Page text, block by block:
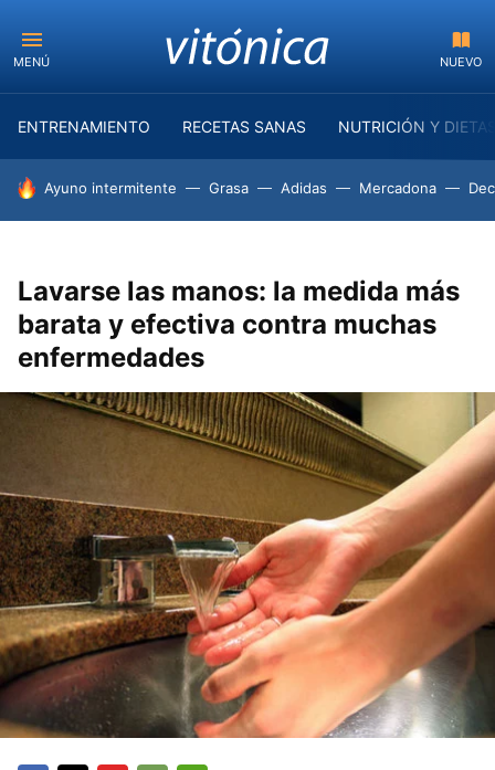
MENÚ NUEVO
ENTRENAMIENTO RECETAS SANAS NUTRICIÓN Y
HOY SE HABLA DE
Ayuno intermitente Grasa Adidas Mercadona
Lavarse las manos: la medida más
barata y efectiva contra muchas
enfermedades